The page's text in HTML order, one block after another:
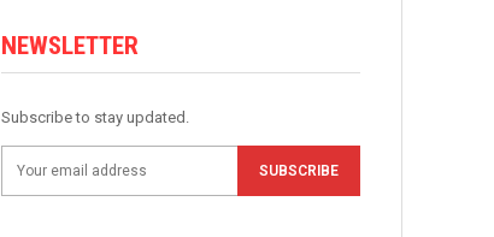
NEWSLETTER
Subscribe to stay updated.
SUBSCRIBE